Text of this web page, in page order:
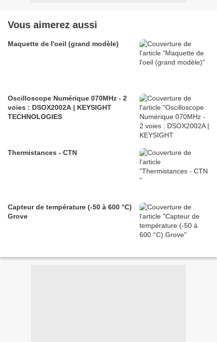
Vous aimerez aussi
Maquette de l'oeil (grand modèle)
Oscilloscope Numérique 070MHz - 2
voies : DSOX2002A | KEYSIGHT
TECHNOLOGIES
Thermistances - CTN
Capteur de température (-50 à 600 °C)
Grove